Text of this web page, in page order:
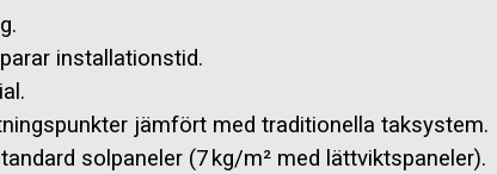
installationstid.
jämfört med traditionella taksystem.
solpaneler (7 kg/m² med lättviktspaneler).